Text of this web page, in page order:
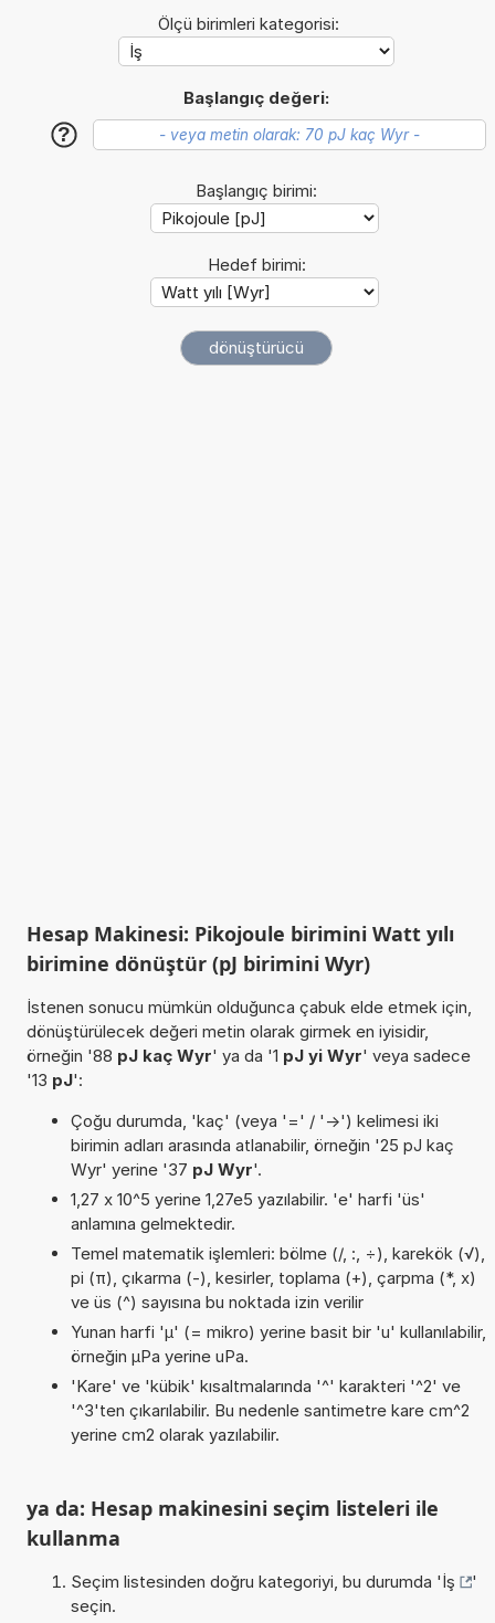
Ölçü birimleri kategorisi:
Başlangıç değeri:
?
Başlangıç birimi:
Hedef birimi:
Hesap Makinesi: Pikojoule birimini Watt yılı
birimine dönüştür (pJ birimini Wyr)
İstenen sonucu mümkün olduğunca çabuk elde etmek için,
dönüştürülecek değeri metin olarak girmek en iyisidir,
örneğin '88 pJ kaç Wyr' ya da '1 pJ yi Wyr' veya sadece
'13 pJ':
Çoğu durumda, 'kaç' (veya '=' / '->') kelimesi iki
birimin adları arasında atlanabilir, örneğin '25 pJ kaç
Wyr' yerine '37 pJ Wyr'.
1,27 x 10^5 yerine 1,27e5 yazılabilir. 'e' harfi 'üs'
anlamına gelmektedir.
Temel matematik işlemleri: bölme (/, :, ÷), karekök (√),
pi (π), çıkarma (-), kesirler, toplama (+), çarpma (*, x)
ve üs (^) sayısına bu noktada izin verilir
Yunan harfi 'µ' (= mikro) yerine basit bir 'u' kullanılabilir,
örneğin µPa yerine uPa.
'Kare' ve 'kübik' kısaltmalarında '^' karakteri '^2' ve
'^3'ten çıkarılabilir. Bu nedenle santimetre kare cm^2
yerine cm2 olarak yazılabilir.
ya da: Hesap makinesini seçim listeleri ile
kullanma
Seçim listesinden doğru kategoriyi, bu durumda 'İş
'
seçin.